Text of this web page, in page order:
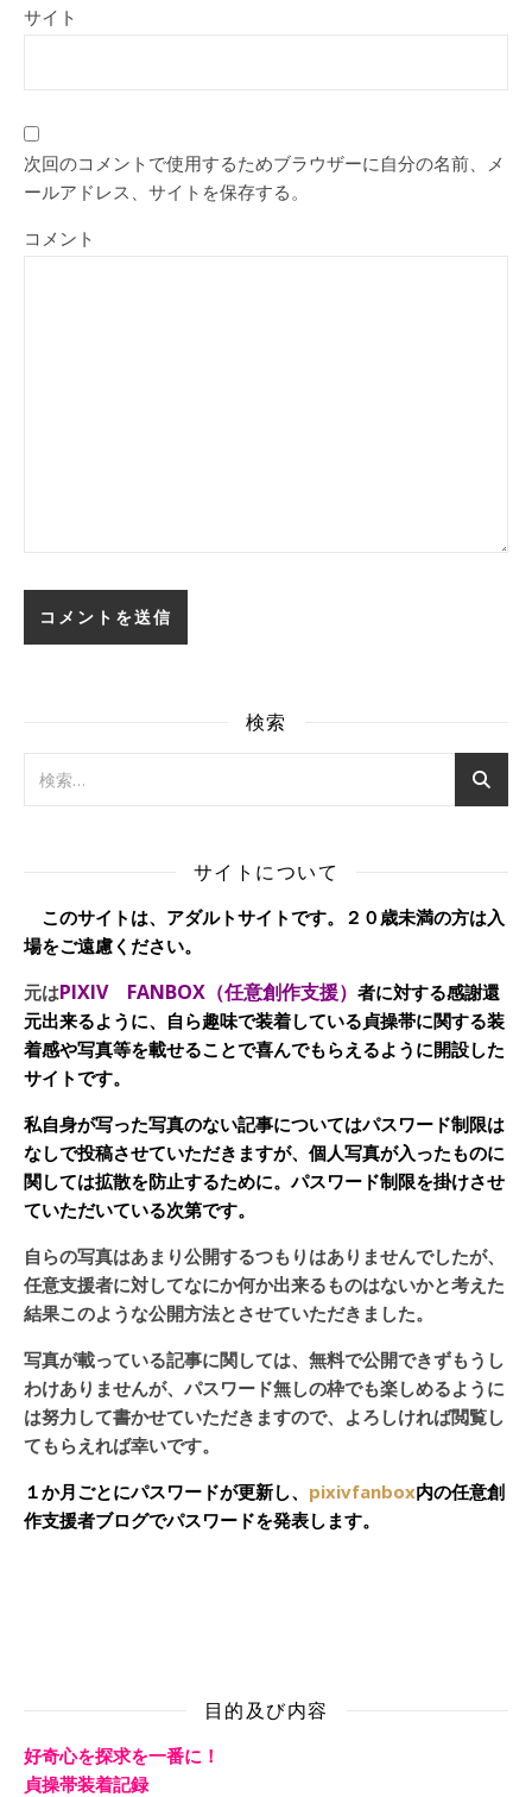
サイト
次回のコメントで使用するためブラウザーに自分の名前、メ
ールアドレス、サイトを保存する。
コメント
検索
サイトについて
このサイトは、アダルトサイトです。２０歳未満の方は入
場をご遠慮ください。
元はPIXIV FANBOX（任意創作支援） 者に対する感謝還
元出来るように、自ら趣味で装着している貞操帯に関する装
着感や写真等を載せることで喜んでもらえるように開設した
サイトです。
私自身が写った写真のない記事についてはパスワード制限は
なしで投稿させていただきますが、個人写真が入ったものに
関しては拡散を防止するために。パスワード制限を掛けさせ
ていただいている次第です。
自らの写真はあまり公開するつもりはありませんでしたが、
任意支援者に対してなにか何か出来るものはないかと考えた
結果このような公開方法とさせていただきました。
写真が載っている記事に関しては、無料で公開できずもうし
わけありませんが、パスワード無しの枠でも楽しめるように
は努力して書かせていただきますので、よろしければ閲覧し
てもらえれば幸いです。
１か月ごとにパスワードが更新し、 pixivfanbox内の任意創
作支援者ブログでパスワードを発表します。
目的及び内容
好奇心を探求を一番に！
貞操帯装着記録